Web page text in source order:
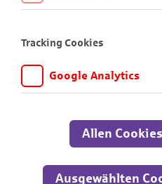
aktiviert sein.
Tracking Cookies
Google Analytics
anpassen und verbessern
Google Analytics. Dieses
Übertragung anonymisiert.
Allen
Ausgewählten